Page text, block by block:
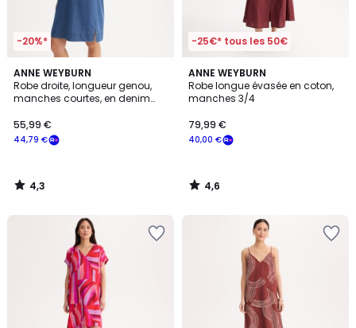
-20%*
ANNE WEYBURN
Robe droite, longueur genou,
manches courtes, en denim
44,79 €
55,99 €
4,3
/ 5
4,3
/
-25€* tous les 50€
ANNE WEYBURN
Robe longue évasée en coton,
manches 3/4
40,00 €
79,99 €
4,6
/ 5
4,6
/